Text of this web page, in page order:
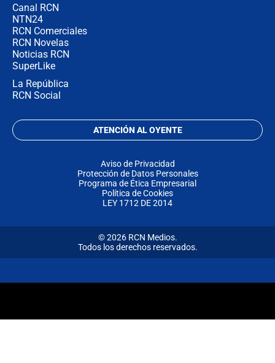
Canal RCN
NTN24
RCN Comerciales
RCN Novelas
Noticias RCN
SuperLike
La República
RCN Social
ATENCIÓN AL OYENTE
Aviso de Privacidad
Protección de Datos Personales
Programa de Ética Empresarial
Política de Cookies
LEY 1712 DE 2014
© 2026 RCN Medios.
Todos los derechos reservados.